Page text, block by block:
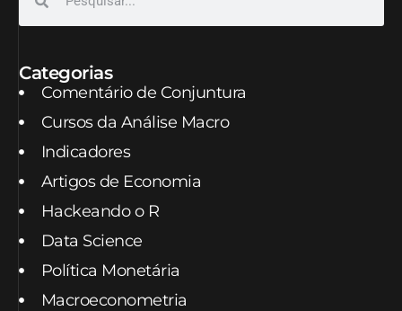
Categorias
Comentário de Conjuntura
Cursos da Análise Macro
Indicadores
Artigos de Economia
Hackeando o R
Data Science
Política Monetária
Macroeconometria